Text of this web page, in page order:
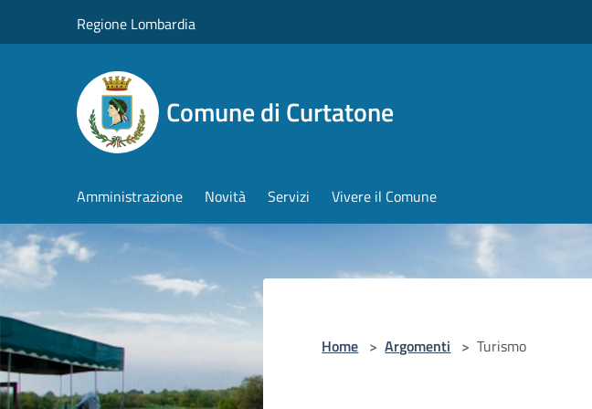
Regione Lombardia
Comune di Curtatone
Amministrazione Novità Servizi Vivere il Comune
Home > Argomenti > Turismo